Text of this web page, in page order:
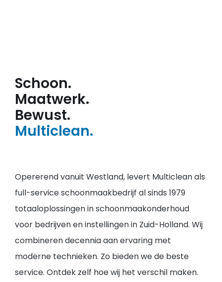
Schoon.
Maatwerk.
Bewust.
Multiclean.
Opererend vanuit Westland, levert Multiclean als
full-service schoonmaakbedrijf al sinds 1979
totaaloplossingen in schoonmaakonderhoud
voor bedrijven en instellingen in Zuid-Holland. Wij
combineren decennia aan ervaring met
moderne technieken. Zo bieden we de beste
service. Ontdek zelf hoe wij het verschil maken.